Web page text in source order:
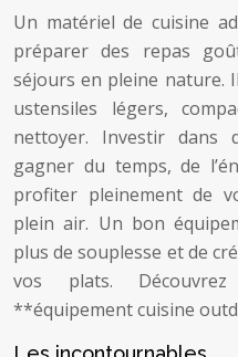
Un matériel de cuisine
préparer des repas
séjours en pleine nature.
ustensiles légers,
nettoyer. Investir
gagner du temps, de
profiter pleinement de
plein air. Un bon
plus de souplesse et de
vos plats.
**équipement cuisine